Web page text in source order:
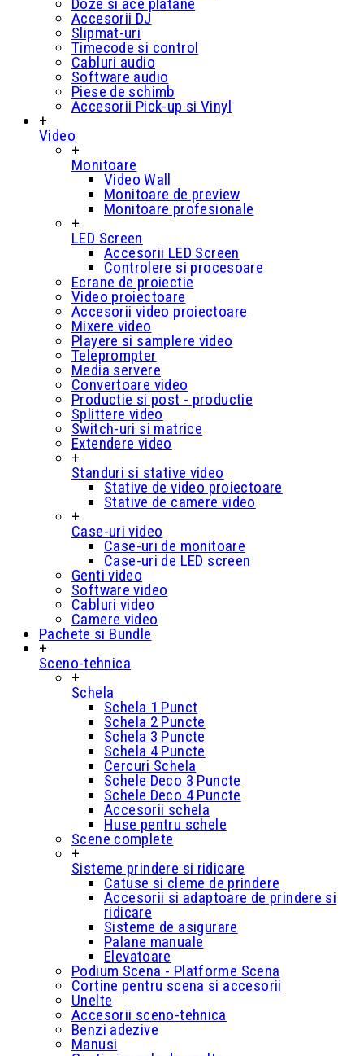
Doze si ace platane
Accesorii DJ
Slipmat-uri
Timecode si control
Cabluri audio
Software audio
Piese de schimb
Accesorii Pick-up si Vinyl
+
Video
+
Monitoare
Video Wall
Monitoare de preview
Monitoare profesionale
+
LED Screen
Accesorii LED Screen
Controlere si procesoare
Ecrane de proiectie
Video proiectoare
Accesorii video proiectoare
Mixere video
Playere si samplere video
Teleprompter
Media servere
Convertoare video
Productie si post - productie
Splittere video
Switch-uri si matrice
Extendere video
+
Standuri si stative video
Stative de video proiectoare
Stative de camere video
+
Case-uri video
Case-uri de monitoare
Case-uri de LED screen
Genti video
Software video
Cabluri video
Camere video
Pachete si Bundle
+
Sceno-tehnica
+
Schela
Schela 1 Punct
Schela 2 Puncte
Schela 3 Puncte
Schela 4 Puncte
Cercuri Schela
Schele Deco 3 Puncte
Schele Deco 4 Puncte
Accesorii schela
Huse pentru schele
Scene complete
+
Sisteme prindere si ridicare
Catuse si cleme de prindere
Accesorii si adaptoare de prindere si
ridicare
Sisteme de asigurare
Palane manuale
Elevatoare
Podium Scena - Platforme Scena
Cortine pentru scena si accesorii
Unelte
Accesorii sceno-tehnica
Benzi adezive
Manusi